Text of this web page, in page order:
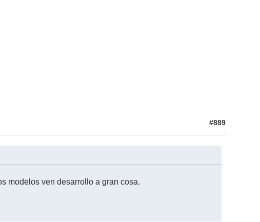
#889
modelos ven desarrollo a gran cosa.